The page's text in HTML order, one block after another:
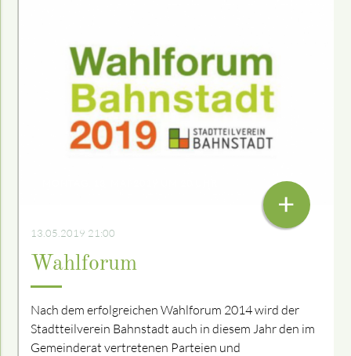
13.05.2019 21:00
Wahlforum
Nach dem erfolgreichen Wahlforum 2014 wird der
Stadtteilverein Bahnstadt auch in diesem Jahr den im
Gemeinderat vertretenen Parteien und
+